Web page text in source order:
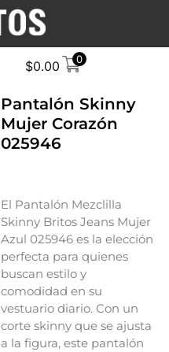
$0.00 0
Pantalón Skinny
Mujer Corazón
025946
El Pantalón Mezclilla
Skinny Britos Jeans Mujer
Azul 025946 es la elección
perfecta para quienes
buscan estilo y
comodidad en su
vestuario diario. Con un
corte skinny que se ajusta
a la figura, este pantalón